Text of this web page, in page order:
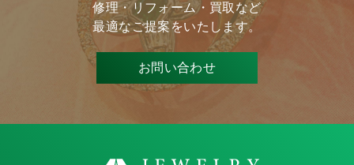
修理・リフォーム・買取など
最適なご提案をいたします。
お問い合わせ